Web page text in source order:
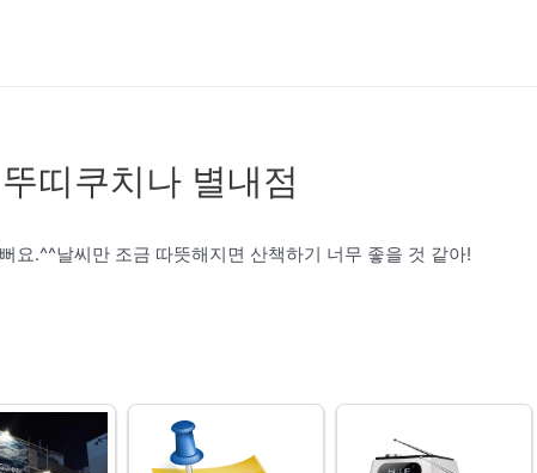
띠쿠치나 별내점
요.^^날씨만 조금 따뜻해지면 산책하기 너무 좋을 것 같아!